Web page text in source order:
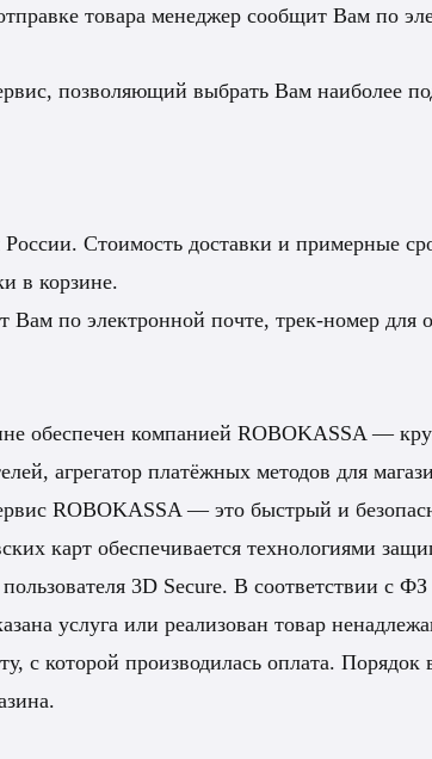
товара менеджер сообщит Вам по
позволяющий выбрать Вам наиболее
Стоимость доставки и примерные
в корзине.
Вам по электронной почте, трек-номер для
обеспечен компанией ROBOKASSA —
агрегатор платёжных методов для
ROBOKASSA — это быстрый и
карт обеспечивается технологиями
3D Secure. В соответствии с
услуга или реализован товар
с которой производилась оплата. Порядок